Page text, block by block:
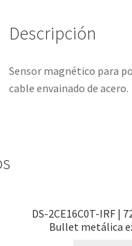
Descripción
Sensor magnético para
cable envainado de acero.
DS-2CE16C0T-IRF |
Bullet metálica